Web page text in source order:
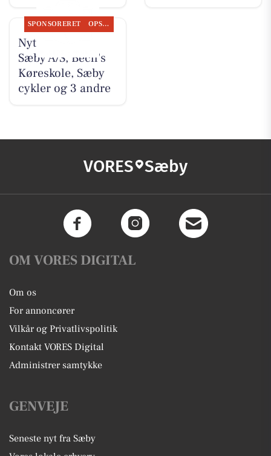
SPONSORERET OPSLAGSTAVLEN
Nyt fra Nybolig
Sæby A/S, Bech's
Køreskole, Sæby
cykler og 3 andre
VORES Sæby
OM VORES DIGITAL
Om os
For annoncører
Vilkår og Privatlivspolitik
Kontakt VORES Digital
Administrer samtykke
GENVEJE
Seneste nyt fra Sæby